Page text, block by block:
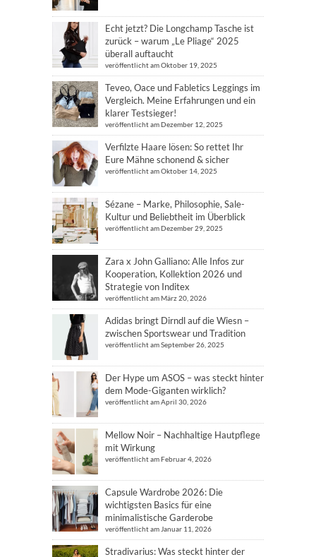
Echt jetzt? Die Longchamp Tasche ist
zurück – warum „Le Pliage“ 2025
überall auftaucht
veröffentlicht am Oktober 19, 2025
Teveo, Oace und Fabletics Leggings im
Vergleich. Meine Erfahrungen und ein
klarer Testsieger!
veröffentlicht am Dezember 12, 2025
Verfilzte Haare lösen: So rettet Ihr
Eure Mähne schonend & sicher
veröffentlicht am Oktober 14, 2025
Sézane – Marke, Philosophie, Sale-
Kultur und Beliebtheit im Überblick
veröffentlicht am Dezember 29, 2025
Zara x John Galliano: Alle Infos zur
Kooperation, Kollektion 2026 und
Strategie von Inditex
veröffentlicht am März 20, 2026
Adidas bringt Dirndl auf die Wiesn –
zwischen Sportswear und Tradition
veröffentlicht am September 26, 2025
Der Hype um ASOS – was steckt hinter
dem Mode-Giganten wirklich?
veröffentlicht am April 30, 2026
Mellow Noir – Nachhaltige Hautpflege
mit Wirkung
veröffentlicht am Februar 4, 2026
Capsule Wardrobe 2026: Die
wichtigsten Basics für eine
minimalistische Garderobe
veröffentlicht am Januar 11, 2026
Stradivarius: Was steckt hinter der